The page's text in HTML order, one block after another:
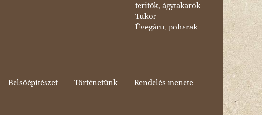
teritők, ágytakarók
Tükör
Üvegáru, poharak
Belsőépítészet Történetünk
Rendelés menete